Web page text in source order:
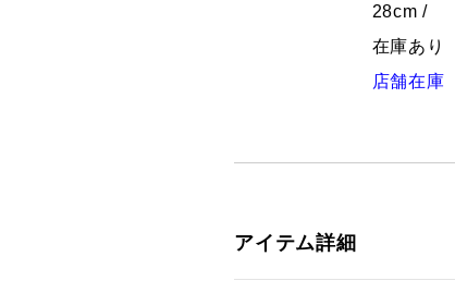
28cm /
在庫あり
店舗在庫
アイテム詳細